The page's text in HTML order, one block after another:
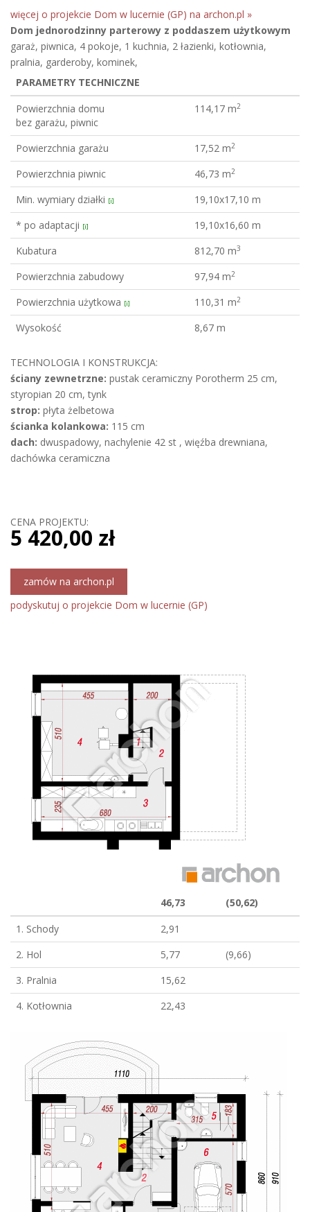
więcej o projekcie Dom w lucernie (GP) na archon.pl »
Dom jednorodzinny parterowy z poddaszem użytkowym
garaż, piwnica, 4 pokoje, 1 kuchnia, 2 łazienki, kotłownia,
pralnia, garderoby, kominek,
PARAMETRY TECHNICZNE
Powierzchnia domu
bez garażu, piwnic
114,17 m2
Powierzchnia garażu 17,52 m2
Powierzchnia piwnic 46,73 m2
Min. wymiary działki [i]
19,10x17,10 m
* po adaptacji [i]
19,10x16,60 m
Kubatura
812,70 m3
Powierzchnia zabudowy 97,94 m2
Powierzchnia użytkowa [i] 110,31 m2
Wysokość 8,67 m
TECHNOLOGIA I KONSTRUKCJA:
ściany zewnetrzne: pustak ceramiczny Porotherm 25 cm,
styropian 20 cm, tynk
strop: płyta żelbetowa
ścianka kolankowa: 115 cm
dach: dwuspadowy, nachylenie 42 st , więźba drewniana,
dachówka ceramiczna
CENA PROJEKTU:
5 420,00 zł
zamów na archon.pl
podyskutuj o projekcie Dom w lucernie (GP)
46,73
(50,62)
1. Schody
2,91
2. Hol
5,77
(9,66)
3. Pralnia
15,62
4. Kotłownia
22,43